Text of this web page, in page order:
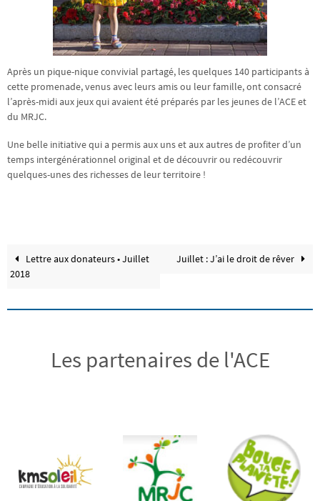
Après un pique-nique convivial partagé, les quelques 140 participants à
cette promenade, venus avec leurs amis ou leur famille, ont consacré
l’après-midi aux jeux qui avaient été préparés par les jeunes de l’ACE et
du MRJC.
Une belle initiative qui a permis aux uns et aux autres de profiter d’un
temps intergénérationnel original et de découvrir ou redécouvrir
quelques-unes des richesses de leur territoire !
Lettre aux donateurs • Juillet
2018
Juillet : J’ai le droit de rêver
Les partenaires de l'ACE